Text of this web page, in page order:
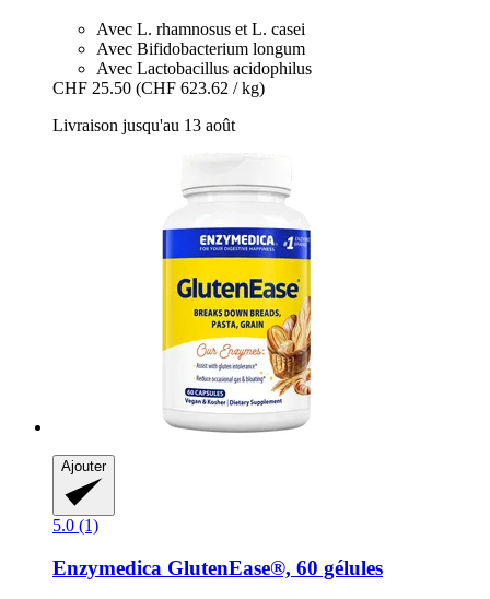
Avec L. rhamnosus et L. casei
Avec Bifidobacterium longum
Avec Lactobacillus acidophilus
CHF 25.50 (CHF 623.62 / kg)
Livraison jusqu'au 13 août
Ajouter
5.0 (1)
Enzymedica GlutenEase®, 60 gélules